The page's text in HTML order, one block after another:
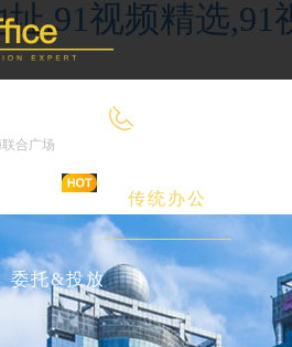
,91视频精选
传统办公
委托&投放
合广场